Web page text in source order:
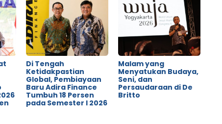
Di Tengah
Ketidakpastian
Global, Pembiayaan
Baru Adira Finance
Tumbuh 18 Persen
pada Semester I 2026
Malam yang
Menyatukan Budaya,
Seni, dan
Persaudaraan di De
Britto